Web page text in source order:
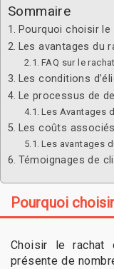
Sommaire
Pourquoi choisir le
Les avantages du
FAQ sur le
Les conditions
Le processus de
Les Avantages
Les coûts
Les avantages
Témoignages de
Pourquoi
Choisir le rachat
présente de